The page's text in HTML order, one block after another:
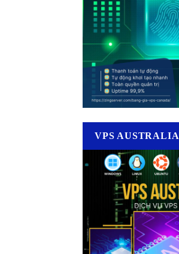
VPS AUSTRALIA